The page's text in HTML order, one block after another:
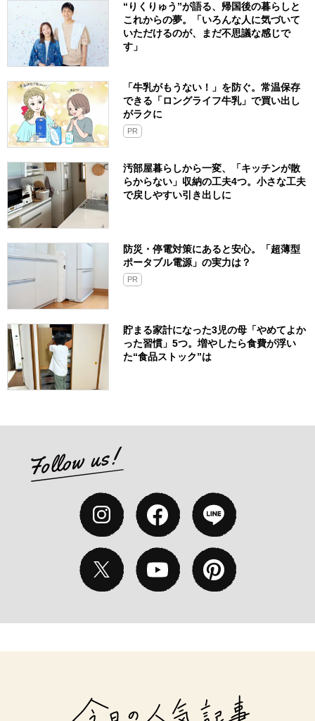
“りくりゅう”が語る、帰国後の暮らしと
これからの夢。「いろんな人に気づいて
いただけるのが、まだ不思議な感じで
す」
「牛乳がもうない！」を防ぐ。常温保存
できる「ロングライフ牛乳」で買い出し
がラクに
PR
汚部屋暮らしから一変、「キッチンが散
らからない」収納の工夫4つ。小さな工夫
で戻しやすい引き出しに
防災・停電対策にあると安心。「超薄型
ポータブル電源」の実力は？​
PR
貯まる家計になった3児の母「やめてよか
った習慣」5つ。増やしたら食費が浮い
た“食品ストック”は